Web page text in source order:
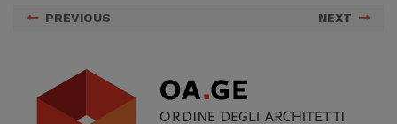
PREVIOUS NEXT